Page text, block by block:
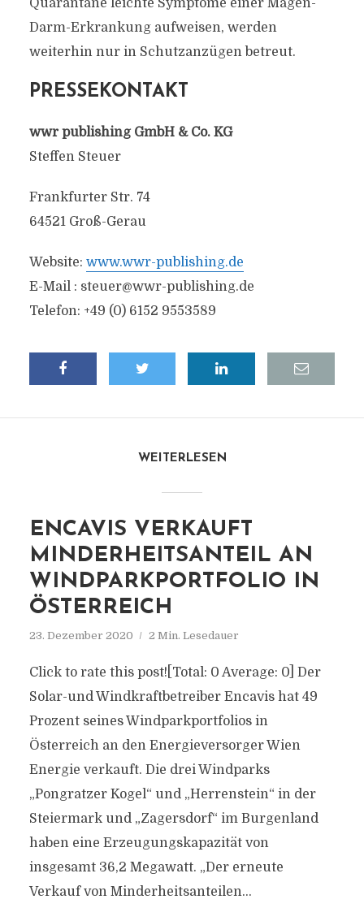
Quarantäne leichte Symptome einer Magen-
Darm-Erkrankung aufweisen, werden
weiterhin nur in Schutzanzügen betreut.
PRESSEKONTAKT
wwr publishing GmbH & Co. KG
Steffen Steuer
Frankfurter Str. 74
64521 Groß-Gerau
Website: www.wwr-publishing.de
E-Mail : steuer@wwr-publishing.de
Telefon: +49 (0) 6152 9553589
WEITERLESEN
ENCAVIS VERKAUFT
MINDERHEITSANTEIL AN
WINDPARKPORTFOLIO IN
ÖSTERREICH
23. Dezember 2020 2 Min. Lesedauer
Click to rate this post![Total: 0 Average: 0] Der
Solar-und Windkraftbetreiber Encavis hat 49
Prozent seines Windparkportfolios in
Österreich an den Energieversorger Wien
Energie verkauft. Die drei Windparks
„Pongratzer Kogel“ und „Herrenstein“ in der
Steiermark und „Zagersdorf“ im Burgenland
haben eine Erzeugungskapazität von
insgesamt 36,2 Megawatt. „Der erneute
Verkauf von Minderheitsanteilen...